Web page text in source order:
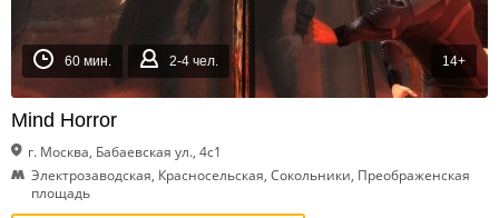
60 мин. 2-4 чел. 14+
Mind Horror
г. Москва, Бабаевская ул., 4с1
Электрозаводская, Красносельская, Сокольники, Преображенская
площадь